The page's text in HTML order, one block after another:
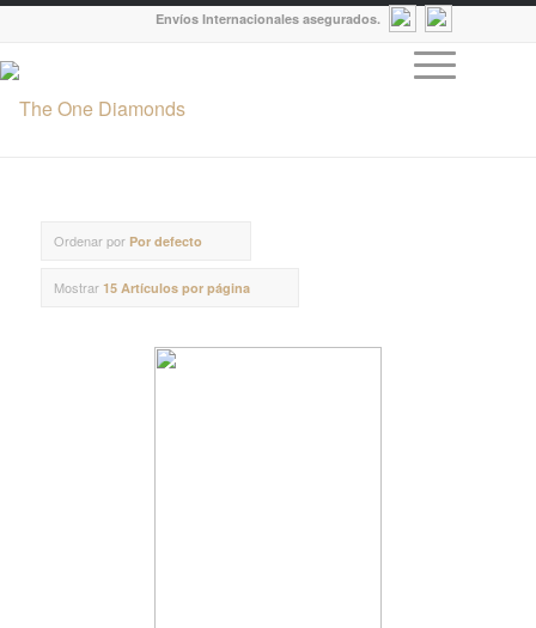
Envíos Internacionales asegurados.
Ordenar por Por defecto
Mostrar 15 Artículos por página